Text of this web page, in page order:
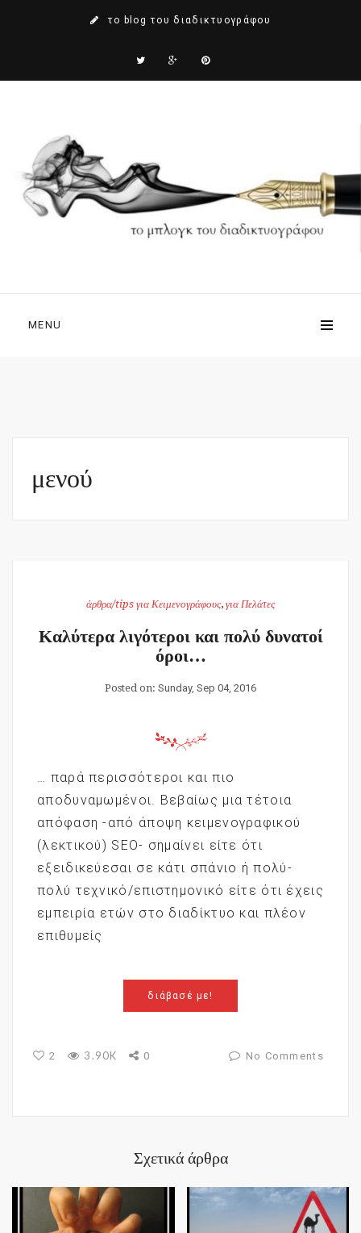
το blog του διαδικτυογράφου
MENU
μενού
άρθρα/tips για Κειμενογράφους, για Πελάτες
Καλύτερα λιγότεροι και πολύ δυνατοί
όροι…
Posted on: Sunday, Sep 04, 2016
… παρά περισσότεροι και πιο
αποδυναμωμένοι. Βεβαίως μια τέτοια
απόφαση -από άποψη κειμενογραφικού
(λεκτικού) SEO- σημαίνει είτε ότι
εξειδικεύεσαι σε κάτι σπάνιο ή πολύ-
πολύ τεχνικό/επιστημονικό είτε ότι έχεις
εμπειρία ετών στο διαδίκτυο και πλέον
επιθυμείς
διάβασέ με!
2 3.90K 0 No Comments
Σχετικά άρθρα